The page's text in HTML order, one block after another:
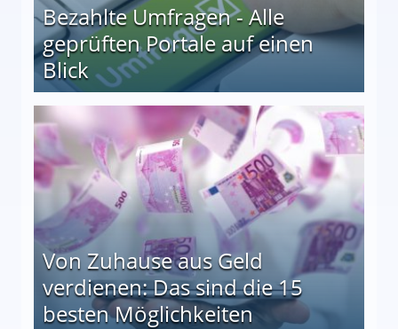
Bezahlte Umfragen - Alle
geprüften Portale auf einen
Blick
auf einen Blick
Von Zuhause aus Geld
verdienen: Das sind die 15
besten Möglichkeiten